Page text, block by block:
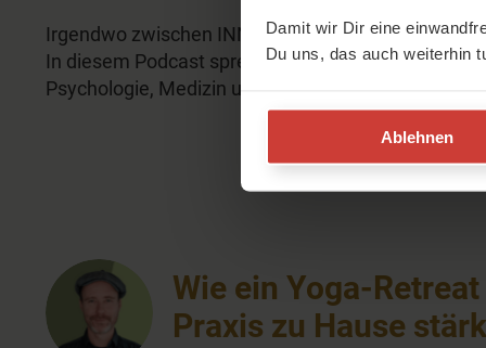
Damit wir Dir eine
Du uns, das auch weiterhin
Ablehnen
Irgendwo zwischen INNEN und AUSSEN liegt der
In diesem Podcast spreche ich mit Menschen aus
Psychologie, Medizin und Forschung über die eine
Wie ein Yoga-
Praxis zu Hause